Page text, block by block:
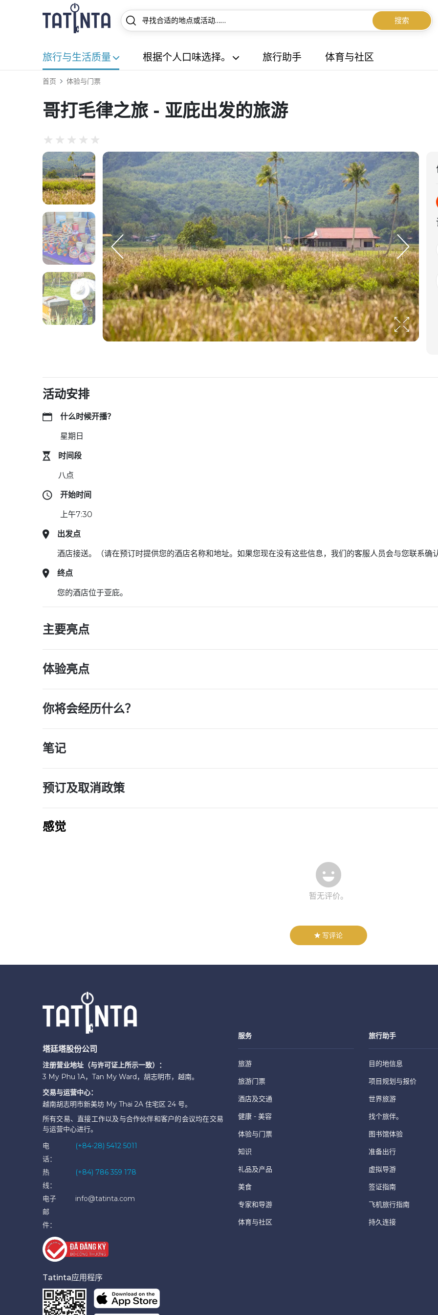
搜索
旅行与生活质量 根据个人口味选择。 旅行助手 体育与社区
首页 体验与门票
哥打毛律之旅 - 亚庇出发的旅游
活动安排
什么时候开播？
星期日
时间段
八点
开始时间
上午7:30
出发点
酒店接送。（请在预订时提供您的酒店名称和地址。如果您现在没有这些信息，我们的客服人员会与您联系确
终点
您的酒店位于亚庇。
主要亮点
体验亮点
你将会经历什么？
笔记
预订及取消政策
感觉
暂无评价。
写评论
塔廷塔股份公司
注册营业地址（与许可证上所示一致）：
3 My Phu 1A，Tan My Ward，胡志明市，越南。
交易与运营中心：
越南胡志明市新美坊 My Thai 2A 住宅区 24 号。
所有交易、直接工作以及与合作伙伴和客户的会议均在交易
与运营中心进行。
电
话：
(+84-28) 5412 5011
热
线：
(+84) 786 359 178
电子
邮
件：
info@tatinta.com
Tatinta应用程序
服务
旅游
旅游门票
酒店及交通
健康 - 美容
体验与门票
知识
礼品及产品
美食
专家和导游
体育与社区
旅行助手
目的地信息
项目规划与报价
世界旅游
找个旅伴。
图书馆体验
准备出行
虚拟导游
签证指南
飞机旅行指南
持久连接